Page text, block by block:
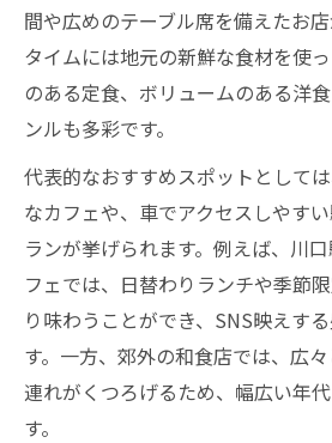
間や広めのテーブル席を備えたお
タイムには地元の新鮮な食材を使
のある定食、ボリュームのある洋
ンルも多彩です。
代表的なおすすめスポットとして
なカフェや、車でアクセスしやす
ランが挙げられます。例えば、川
フェでは、日替わりランチや季節
り味わうことができ、SNS映えす
す。一方、郊外の和食店では、広
連れがくつろげるため、幅広い年
す。